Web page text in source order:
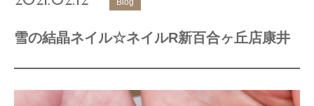
Blog
雪の結晶ネイル☆ネイルR新百合ヶ丘店康井